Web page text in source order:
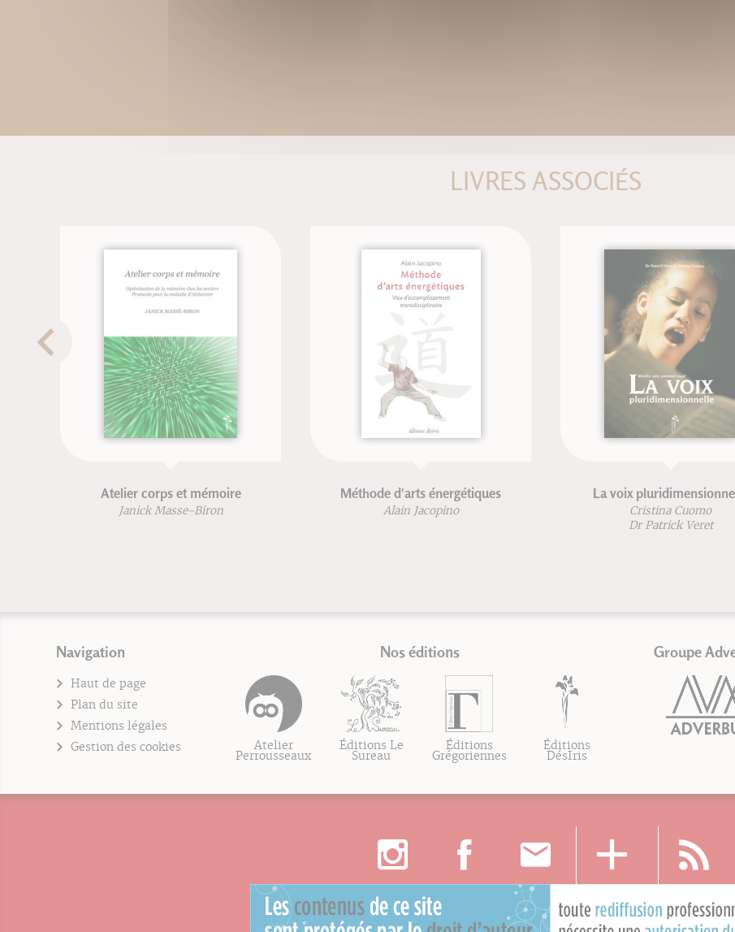
LIVRES ASSOCIÉS
Atelier corps et mémoire
Janick Masse-Biron
Méthode d'arts énergétiques
Alain Jacopino
La voix
Cristina Cuomo
Dr Patrick Veret
Navigation
Haut de page
Plan du site
Mentions légales
Gestion des cookies
Nos éditions
Atelier
Perrousseaux
Éditions Le
Sureau
Éditions
Grégoriennes
Éditions
DésIris
Groupe